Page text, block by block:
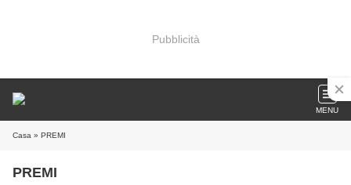
Pubblicità
MENU
Casa » PREMI
PREMI